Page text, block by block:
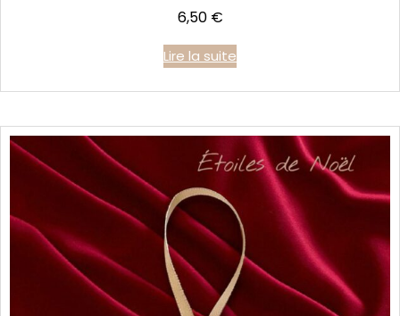
6,50 €
Lire la suite